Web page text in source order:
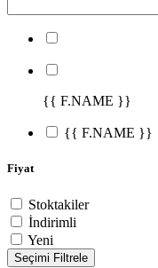
{{ F.NAME }}
{{ F.NAME }}
Fiyat
Stoktakiler
İndirimli
Yeni
Seçimi Filtrele